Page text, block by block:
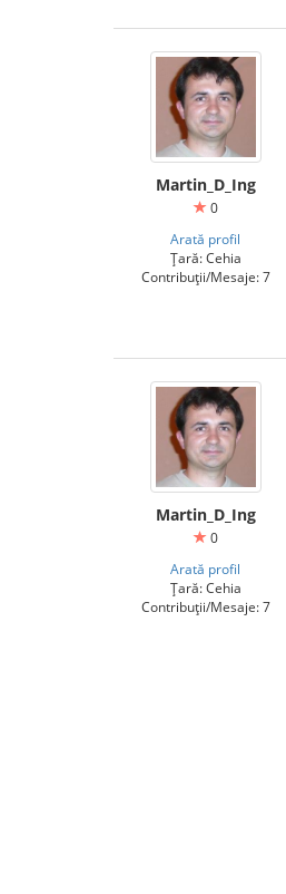
Martin_D_Ing
0
Arată profil
Țară: Cehia
Contribuții/Mesaje: 7
Martin_D_Ing
0
Arată profil
Țară: Cehia
Contribuții/Mesaje: 7